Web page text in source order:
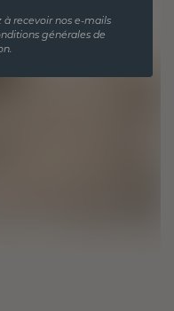
à recevoir nos e-mails
générales de